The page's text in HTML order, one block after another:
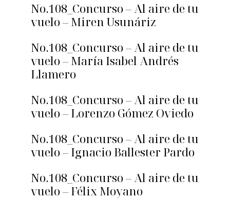
No.108_Concurso – Al aire de tu
vuelo – Miren Usunáriz
No.108_Concurso – Al aire de tu
vuelo – María Isabel Andrés
Llamero
No.108_Concurso – Al aire de tu
vuelo – Lorenzo Gómez Oviedo
No.108_Concurso – Al aire de tu
vuelo – Ignacio Ballester Pardo
No.108_Concurso – Al aire de tu
vuelo – Félix Moyano